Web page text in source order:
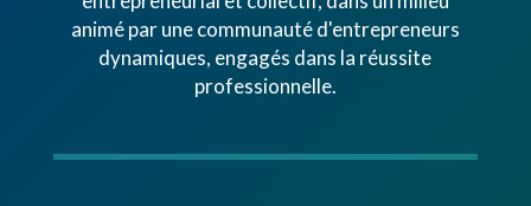
animé par une communauté d'entrepreneurs
dynamiques, engagés dans la réussite
professionnelle.